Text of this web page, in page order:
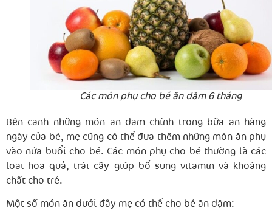
Các món phụ cho bé ăn dặm 6 tháng
Bên cạnh những món ăn dặm chính trong bữa ăn hàng
ngày của bé, mẹ cũng có thể đưa thêm những món ăn phụ
vào nửa buổi cho bé. Các món phụ cho bé thường là các
loại hoa quả, trái cây giúp bổ sung vitamin và khoáng
chất cho trẻ.
Một số món ăn dưới đây mẹ có thể cho bé ăn dặm: